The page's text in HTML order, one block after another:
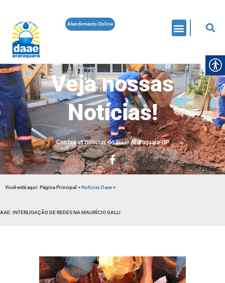
Atendimento Online
Veja nossas
Notícias!
Confira as noticias do Daae Araraquara-SP
Você está aqui: Página Principal >Notícias Daae>
INTERLIGAÇÃO DE REDES NA MAURÍCIO GALLI